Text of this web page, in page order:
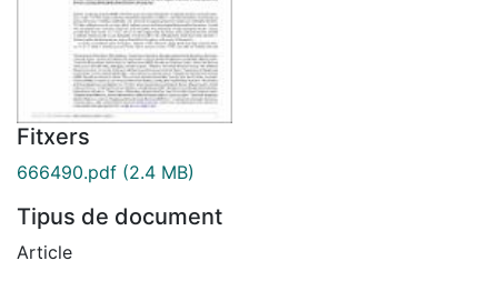
Fitxers
666490.pdf (2.4 MB)
Tipus de document
Article